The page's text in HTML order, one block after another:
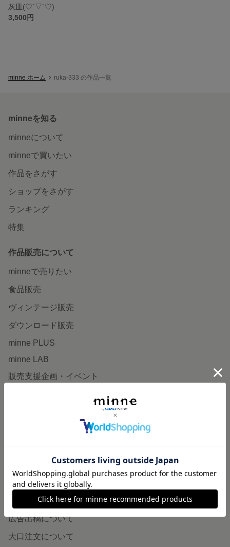
灰皿‪(♡´▽`♡)
3,500円
minne ホーム ruka-333 の作品一覧
minneを知る
minneについて
minneで買いたい
作品をさがす
ショップをさがす
ランキング
特集
作品販売について
minneで売りたい
食品販売
ヴィンテージ販売
ダウンロード販売
minne PLUS
minne LAB
販売支援企画・イベント
minneとものづくりと
minneの本
企業の方へ
広告出稿について
大口注文について